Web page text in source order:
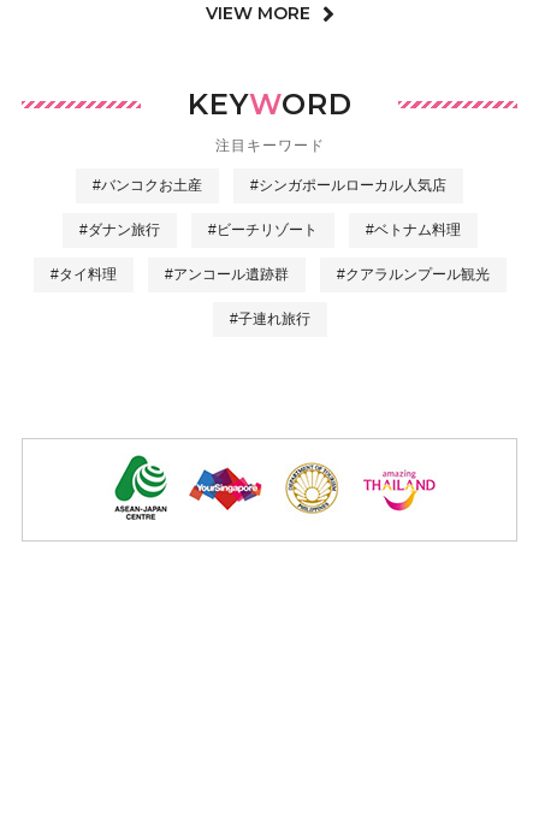
VIEW MORE
KEYWORD
注目キーワード
#バンコクお土産 #シンガポールローカル人気店
#ダナン旅行 #ビーチリゾート #ベトナム料理
#タイ料理 #アンコール遺跡群 #クアラルンプール観光
#子連れ旅行